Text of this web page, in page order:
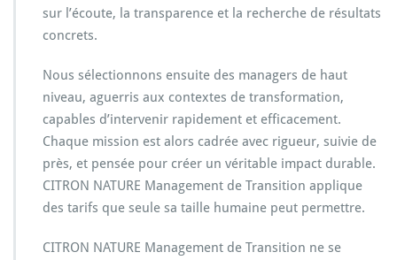
sur l’écoute, la transparence et la recherche de résultats
concrets.
Nous sélectionnons ensuite des managers de haut
niveau, aguerris aux contextes de transformation,
capables d’intervenir rapidement et efficacement.
Chaque mission est alors cadrée avec rigueur, suivie de
près, et pensée pour créer un véritable impact durable.
CITRON NATURE Management de Transition applique
des tarifs que seule sa taille humaine peut permettre.
CITRON NATURE Management de Transition ne se